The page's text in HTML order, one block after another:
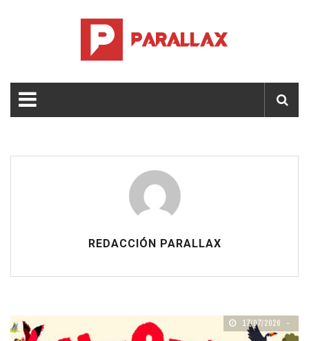
REDACCIÓN PARALLAX
17/07/2026